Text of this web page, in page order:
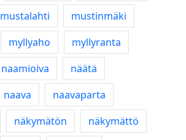
mustalahti
mustinmäki
myllyaho
myllyranta
naamioiva
näätä
naava
naavaparta
näkymätön
näkymättö